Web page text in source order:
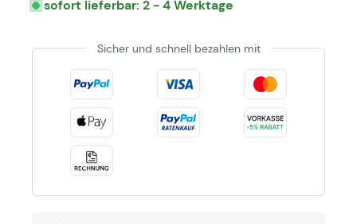
sofort lieferbar: 2 - 4 Werktage
Sicher und schnell bezahlen mit